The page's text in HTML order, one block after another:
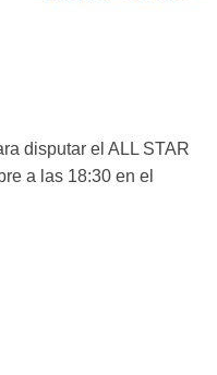
disputar el ALL STAR
a las 18:30 en el